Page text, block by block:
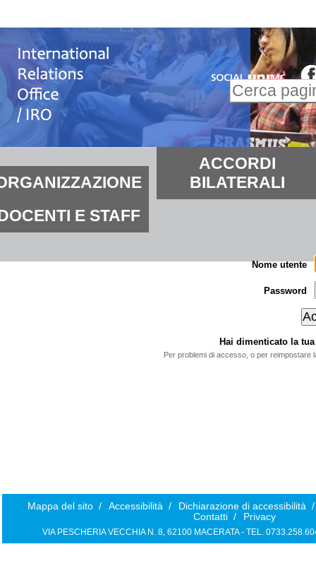
Inserire il
Ricerca
avanzata…
ACCORDI
BILATERALI
E STAFF
Nome utente
Password
Hai dimenticato la
Per problemi di accesso, o per reimpostare
Mappa del sito / Accessibilità / Dichiarazione di accessibilità /
Contatti / Privacy
VIA PESCHERIA VECCHIA N. 8, 62100 MACERATA - TEL.